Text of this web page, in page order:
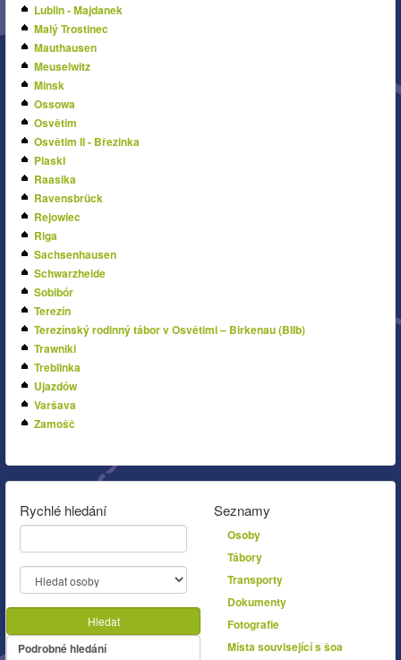
Lublin - Majdanek
Malý Trostinec
Mauthausen
Meuselwitz
Minsk
Ossowa
Osvětim
Osvětim II - Březinka
Piaski
Raasika
Ravensbrück
Rejowiec
Riga
Sachsenhausen
Schwarzheide
Sobibór
Terezín
Terezínský rodinný tábor v Osvětimi – Birkenau (BIIb)
Trawniki
Treblinka
Ujazdów
Varšava
Zamošč
Rychlé hledání
Hledat
Podrobné hledání
Seznamy
Osoby
Tábory
Transporty
Dokumenty
Fotografie
Místa související s šoa